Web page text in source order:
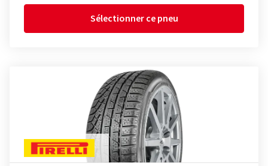
Sélectionner ce pneu